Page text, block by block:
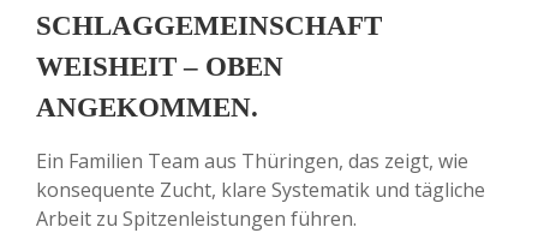
SCHLAGGEMEINSCHAFT
WEISHEIT – OBEN
ANGEKOMMEN.
Ein Familien Team aus Thüringen, das zeigt, wie
konsequente Zucht, klare Systematik und tägliche
Arbeit zu Spitzenleistungen führen.